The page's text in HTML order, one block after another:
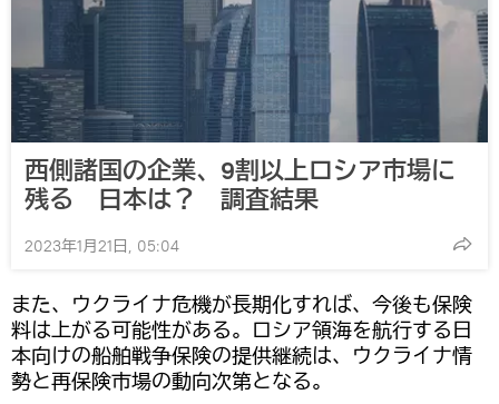
西側諸国の企業、9割以上ロシア市場に
残る 日本は？ 調査結果
2023年1月21日, 05:04
また、ウクライナ危機が長期化すれば、今後も保険
料は上がる可能性がある。ロシア領海を航行する日
本向けの船舶戦争保険の提供継続は、ウクライナ情
勢と再保険市場の動向次第となる。